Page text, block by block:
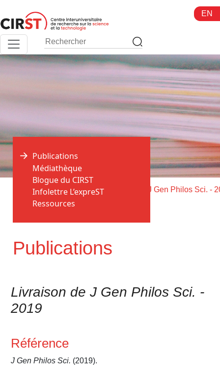
au
contenu
EN
Accueil > Publications >
Publications
Publications
Médiathèque
Blogue du CIRST
Infolettre L’expreST
Ressources
Livraison de J Gen Philos Sci. -
2019
Référence
J Gen Philos Sci. (2019).